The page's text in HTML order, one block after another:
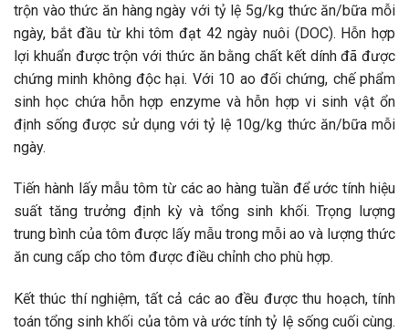
trộn vào thức ăn hàng ngày với tỷ lệ 5g/kg thức ăn/bữa mỗi
ngày, bắt đầu từ khi tôm đạt 42 ngày nuôi (DOC). Hỗn hợp
lợi khuẩn được trộn với thức ăn bằng chất kết dính đã được
chứng minh không độc hại. Với 10 ao đối chứng, chế phẩm
sinh học chứa hỗn hợp enzyme và hỗn hợp vi sinh vật ổn
định sống được sử dụng với tỷ lệ 10g/kg thức ăn/bữa mỗi
ngày.
Tiến hành lấy mẫu tôm từ các ao hàng tuần để ước tính hiệu
suất tăng trưởng định kỳ và tổng sinh khối. Trọng lượng
trung bình của tôm được lấy mẫu trong mỗi ao và lượng thức
ăn cung cấp cho tôm được điều chỉnh cho phù hợp.
Kết thúc thí nghiệm, tất cả các ao đều được thu hoạch, tính
toán tổng sinh khối của tôm và ước tính tỷ lệ sống cuối cùng.